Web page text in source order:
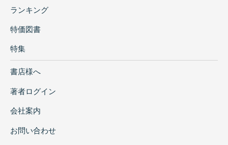
ランキング
特価図書
特集
書店様へ
著者ログイン
会社案内
お問い合わせ